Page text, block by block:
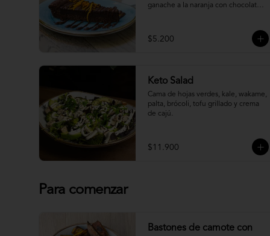
ganache a la naranja con chocolate
$5.200
Keto Salad
Cama de hojas verdes, kale, wakame,
palta, brócoli, tofu grillado y crema
de cajú.
$11.900
Para comenzar
Bastones de camote con